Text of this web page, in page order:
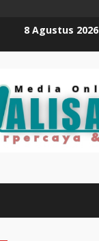
8 Agustus 2026